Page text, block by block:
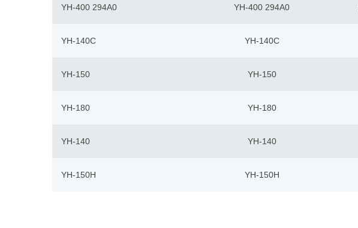
YH-400 294A0 YH-400 294A0
YH-140C YH-140C
YH-150 YH-150
YH-180 YH-180
YH-140 YH-140
YH-150H YH-150H